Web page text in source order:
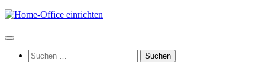
Zum
springen
Suchen
nach: